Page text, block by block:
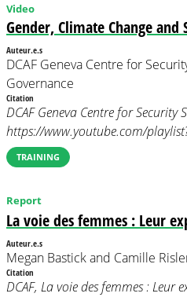
Gender, Climate Change and
Video
Auteur.e.s
DCAF Geneva Centre for
Governance
Citation
DCAF Geneva Centre for
https://www.youtube.com/
TRAINING
La voie des femmes : Leur
Report
Auteur.e.s
Megan Bastick and Camille
Citation
DCAF, La voie des femmes : Leur